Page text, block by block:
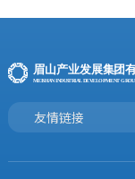
友情链接